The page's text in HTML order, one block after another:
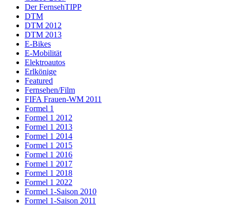
Der FernsehTIPP
DTM
DTM 2012
DTM 2013
E-Bikes
E-Mobilität
Elektroautos
Erlkönige
Featured
Fernsehen/Film
FIFA Frauen-WM 2011
Formel 1
Formel 1 2012
Formel 1 2013
Formel 1 2014
Formel 1 2015
Formel 1 2016
Formel 1 2017
Formel 1 2018
Formel 1 2022
Formel 1-Saison 2010
Formel 1-Saison 2011